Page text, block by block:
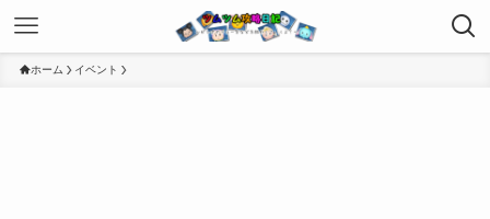
ホーム イベント